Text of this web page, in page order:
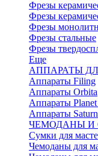
Фрезы
Фрезы
Фрезы
Фрезы стальные
Фрезы
Еще
АППАРАТЫ
Аппараты Filing
Аппараты Orbita
Аппараты
Аппараты Saturn
ЧЕМОДАНЫ И
Сумки для
Чемоданы для